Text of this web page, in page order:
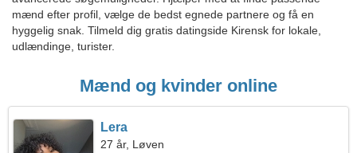
mænd efter profil, vælge de bedst egnede partnere og få en
hyggelig snak. Tilmeld dig gratis datingside Kirensk for lokale,
udlændinge, turister.
Mænd og kvinder online
Lera
27 år, Løven